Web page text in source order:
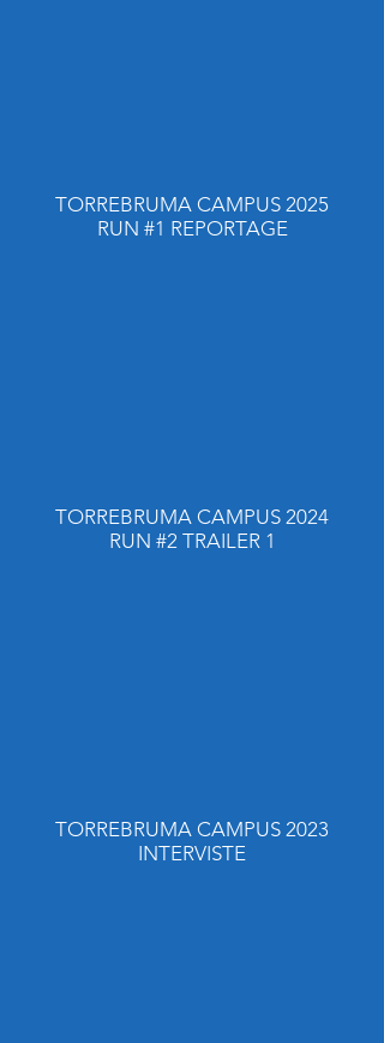
TORREBRUMA CAMPUS 2025
RUN #1 REPORTAGE
TORREBRUMA CAMPUS 2024
RUN #2 TRAILER 1
TORREBRUMA CAMPUS 2023
INTERVISTE